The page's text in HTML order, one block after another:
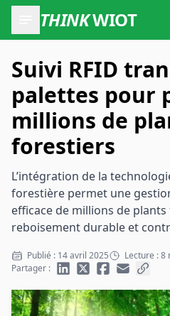
THINKWIOT
Suivi RFID
palettes pour
millions de
forestiers
L’intégration de la
forestière permet une
efficace de millions de
reboisement durable et
Publié : 14 avril 2025 Lecture : 8
Partager :